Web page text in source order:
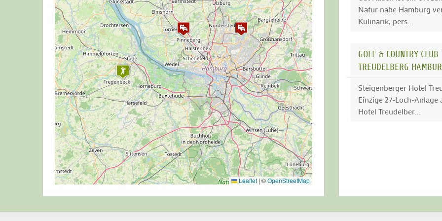
Leaflet | ©OpenStreetMap
Natur nahe Hamburg
Kulinarik, pers...
GOLF & COUNTRY
TREUDELBERG
Steigenberger Hotel
Einzige 27-Loch-
Hotel Treudelber...